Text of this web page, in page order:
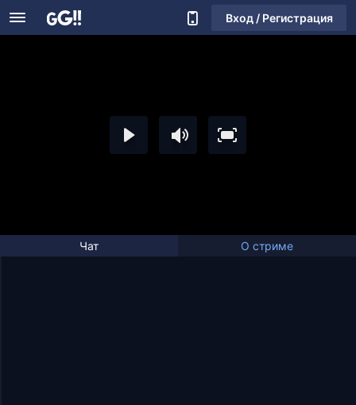
Вход / Регистрация
Чат О стриме